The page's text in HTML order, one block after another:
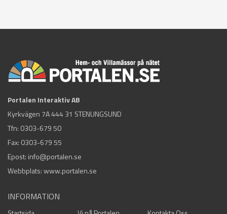
Portalen Interaktiv AB
Kyrkvägen 7A 444 31 STENUNGSUND
Tfn: 0303-679 50
Fax: 0303-679 55
Epost: info@portalen.se
Webbplats: www.portalen.se
INFORMATION